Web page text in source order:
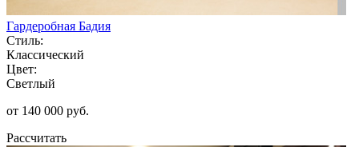
Гардеробная Бадия
Стиль:
Классический
Цвет:
Светлый
от 140 000 руб.
Рассчитать